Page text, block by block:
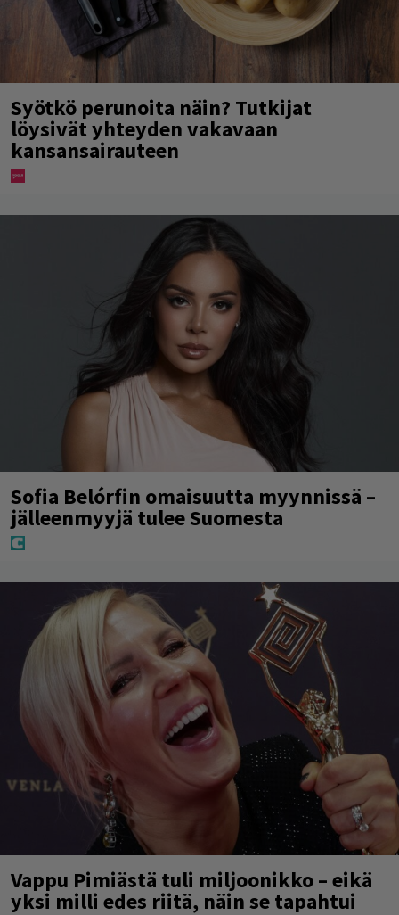
Syötkö perunoita näin? Tutkijat
löysivät yhteyden vakavaan
kansansairauteen
Sofia Belórfin omaisuutta myynnissä –
jälleenmyyjä tulee Suomesta
Vappu Pimiästä tuli miljoonikko – eikä
yksi milli edes riitä, näin se tapahtui